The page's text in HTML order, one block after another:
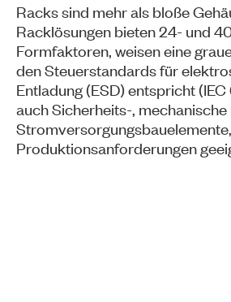
Racks sind mehr als bloße
Racklösungen bieten 24- und
Formfaktoren, weisen eine
den Steuerstandards für
Entladung (ESD) entspricht
auch Sicherheits-, mechanische
Produktionsanforderungen